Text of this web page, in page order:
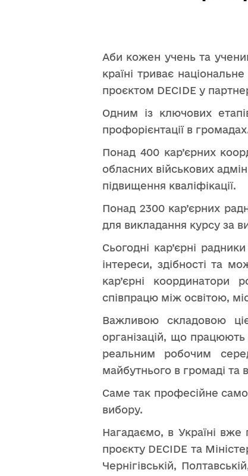
Аби кожен учень та
країні триває
проєктом DECIDE у
Одним із ключових
профорієнтації в
Понад 400 кар’єрних
обласних військових
підвищення кваліфікації.
Понад 2300 кар’єрних
для викладання курсу за
Сьогодні кар’єрні
інтереси, здібності та
кар’єрні координатори
співпрацю між освітою,
Важливою складовою
організацій, що працюють
реальним робочим
майбутнього в громаді та в
Саме так професійне
вибору.
Нагадаємо, в Україні вже
проєкту DECIDE та
Чернігівській,